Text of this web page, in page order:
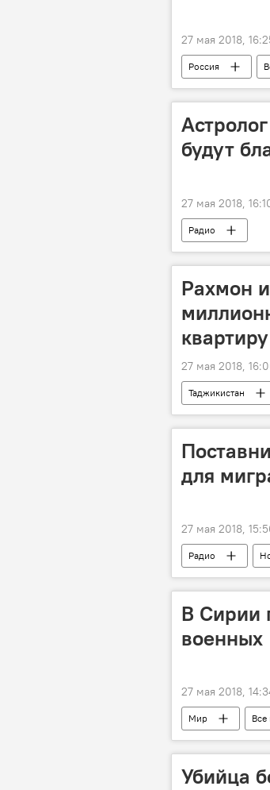
27 мая 2018,
Россия
Ты супер!
будут
27 мая 2018,
Радио
Рахмон
квартиру
27 мая 2018,
Таджикистан
Новости Душанбе
для
27 мая 2018,
Радио
Миграция
В Сирии
военных
27 мая 2018,
Мир Все
Убийца